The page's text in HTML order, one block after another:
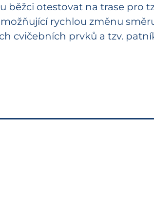
běžci otestovat na trase pro
rychlou změnu
cvičebních prvků a tzv.